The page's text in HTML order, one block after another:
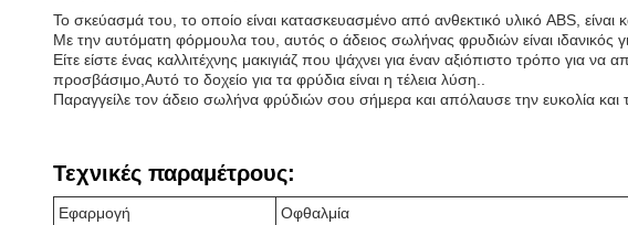
Το σκεύασμά του, το οποίο είναι κατασκευασμένο από ανθεκτικό υλικό ABS, είναι
Με την αυτόματη φόρμουλα του, αυτός ο άδειος σωλήνας φρυδιών είναι ιδανικός
Είτε είστε ένας καλλιτέχνης μακιγιάζ που ψάχνει για έναν αξιόπιστο τρόπο για
προσβάσιμο,Αυτό το δοχείο για τα φρύδια είναι η τέλεια λύση..
Παραγγείλε τον άδειο σωλήνα φρύδιών σου σήμερα και απόλαυσε την ευκολία και
Τεχνικές παραμέτρους:
Εφαρμογή
Οφθαλμία